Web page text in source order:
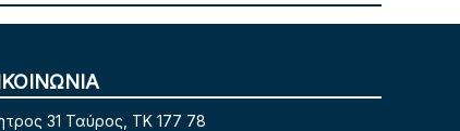
31 Ταύρος, TK 177 78